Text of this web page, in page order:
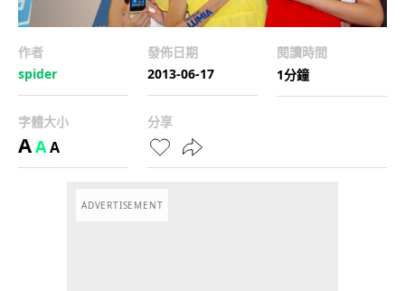
作者
spider
發佈日期
2013-06-17
閱讀時間
1分鐘
字體大小
AAA
分享
ADVERTISEMENT